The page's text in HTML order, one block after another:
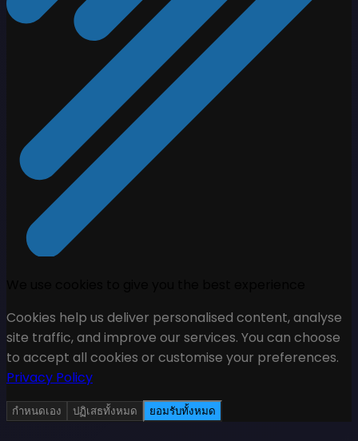
Cookies help us deliver personalised content, analyse
site traffic, and improve our services. You can choose
to accept all cookies or customise your preferences.
Privacy Policy
กำหนดเอง ปฏิเสธทั้งหมด ยอมรับทั้งหมด